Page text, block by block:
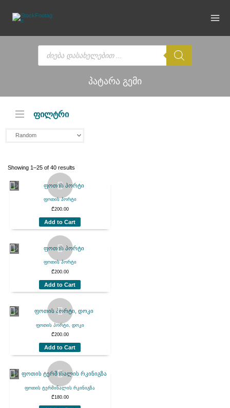
content
Products
search
პატარა გემი
ფილტრი
Showing 1–25 of 40 results
ფოთის პორტი
₾200.00
Add to Cart
ფოთის პორტი
₾200.00
Add to Cart
ფოთის პორტი, დოკი
₾200.00
Add to Cart
ფოთის ტერმინალის რკინიგზა
₾180.00